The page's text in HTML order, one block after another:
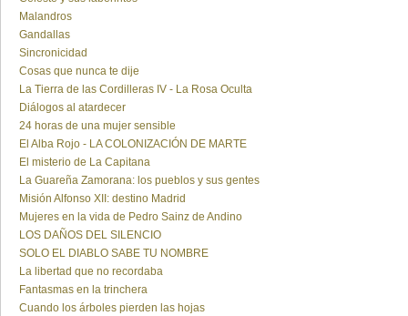
Malandros
Gandallas
Sincronicidad
Cosas que nunca te dije
La Tierra de las Cordilleras IV - La Rosa Oculta
Diálogos al atardecer
24 horas de una mujer sensible
El Alba Rojo - LA COLONIZACIÓN DE MARTE
El misterio de La Capitana
La Guareña Zamorana: los pueblos y sus gentes
Misión Alfonso XII: destino Madrid
Mujeres en la vida de Pedro Sainz de Andino
LOS DAÑOS DEL SILENCIO
SOLO EL DIABLO SABE TU NOMBRE
La libertad que no recordaba
Fantasmas en la trinchera
Cuando los árboles pierden las hojas